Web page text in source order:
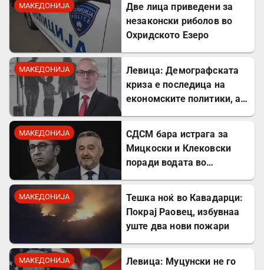
МАКЕДОНИЈА
Две лица приведени за
незаконски риболов во
Охридското Езеро
МАКЕДОНИЈА
Левица: Демографската
криза е последица на
економските политики, а
МАКЕДОНИЈА
СДСМ бара истрага за
Мицкоски и Клековски
поради водата во
МАКЕДОНИЈА
Тешка ноќ во Кавадарци:
Покрај Раовец, избувнаа
уште два нови пожари
МАКЕДОНИЈА Левица: Муцунски не го